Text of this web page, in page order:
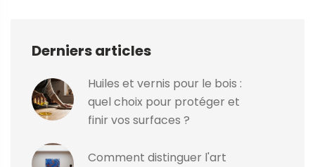
Derniers articles
Huiles et vernis pour le bois :
quel choix pour protéger et
finir vos surfaces ?
Comment distinguer l'art